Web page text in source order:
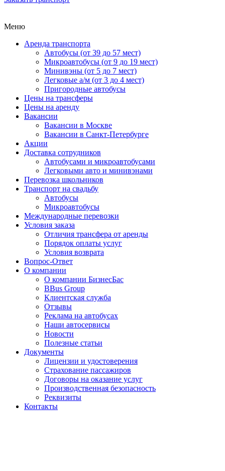
Меню
Аренда транспорта
Автобусы (от 39 до 57 мест)
Микроавтобусы (от 9 до 19 мест)
Минивэны (от 5 до 7 мест)
Легковые а/м (от 3 до 4 мест)
Пригородные автобусы
Цены на трансферы
Цены на аренду
Вакансии
Вакансии в Москве
Вакансии в Санкт-Петербурге
Акции
Доставка сотрудников
Автобусами и микроавтобусами
Легковыми авто и минивэнами
Перевозка школьников
Транспорт на свадьбу
Автобусы
Микроавтобусы
Международные перевозки
Условия заказа
Отличия трансфера от аренды
Порядок оплаты услуг
Условия возврата
Вопрос-Ответ
О компании
О компании БизнесБас
BBus Group
Клиентская служба
Отзывы
Реклама на автобусах
Наши автосервисы
Новости
Полезные статьи
Документы
Лицензии и удостоверения
Страхование пассажиров
Договоры на оказание услуг
Производственная безопасность
Реквизиты
Контакты